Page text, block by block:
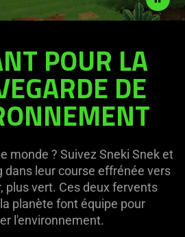
POUR LA
DE
monde ? Suivez Sneki Snek et
dans leur course effrénée vers
plus vert. Ces deux fervents
planète font équipe pour
l'environnement.